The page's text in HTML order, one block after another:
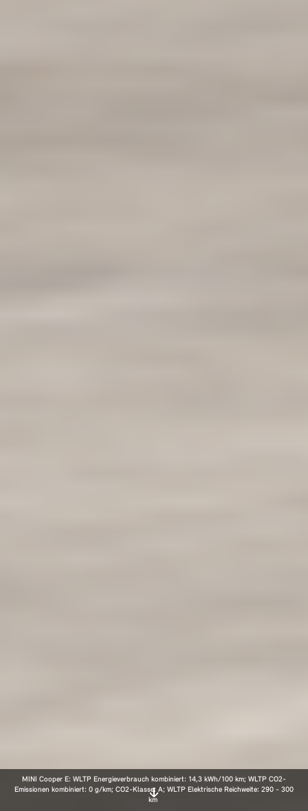
MINI Cooper E: WLTP Energieverbrauch kombiniert: 14,3 kWh/100 km; WLTP CO2-
Emissionen kombiniert: 0 g/km; CO2-Klasse: A; WLTP Elektrische Reichweite: 290 - 300
km